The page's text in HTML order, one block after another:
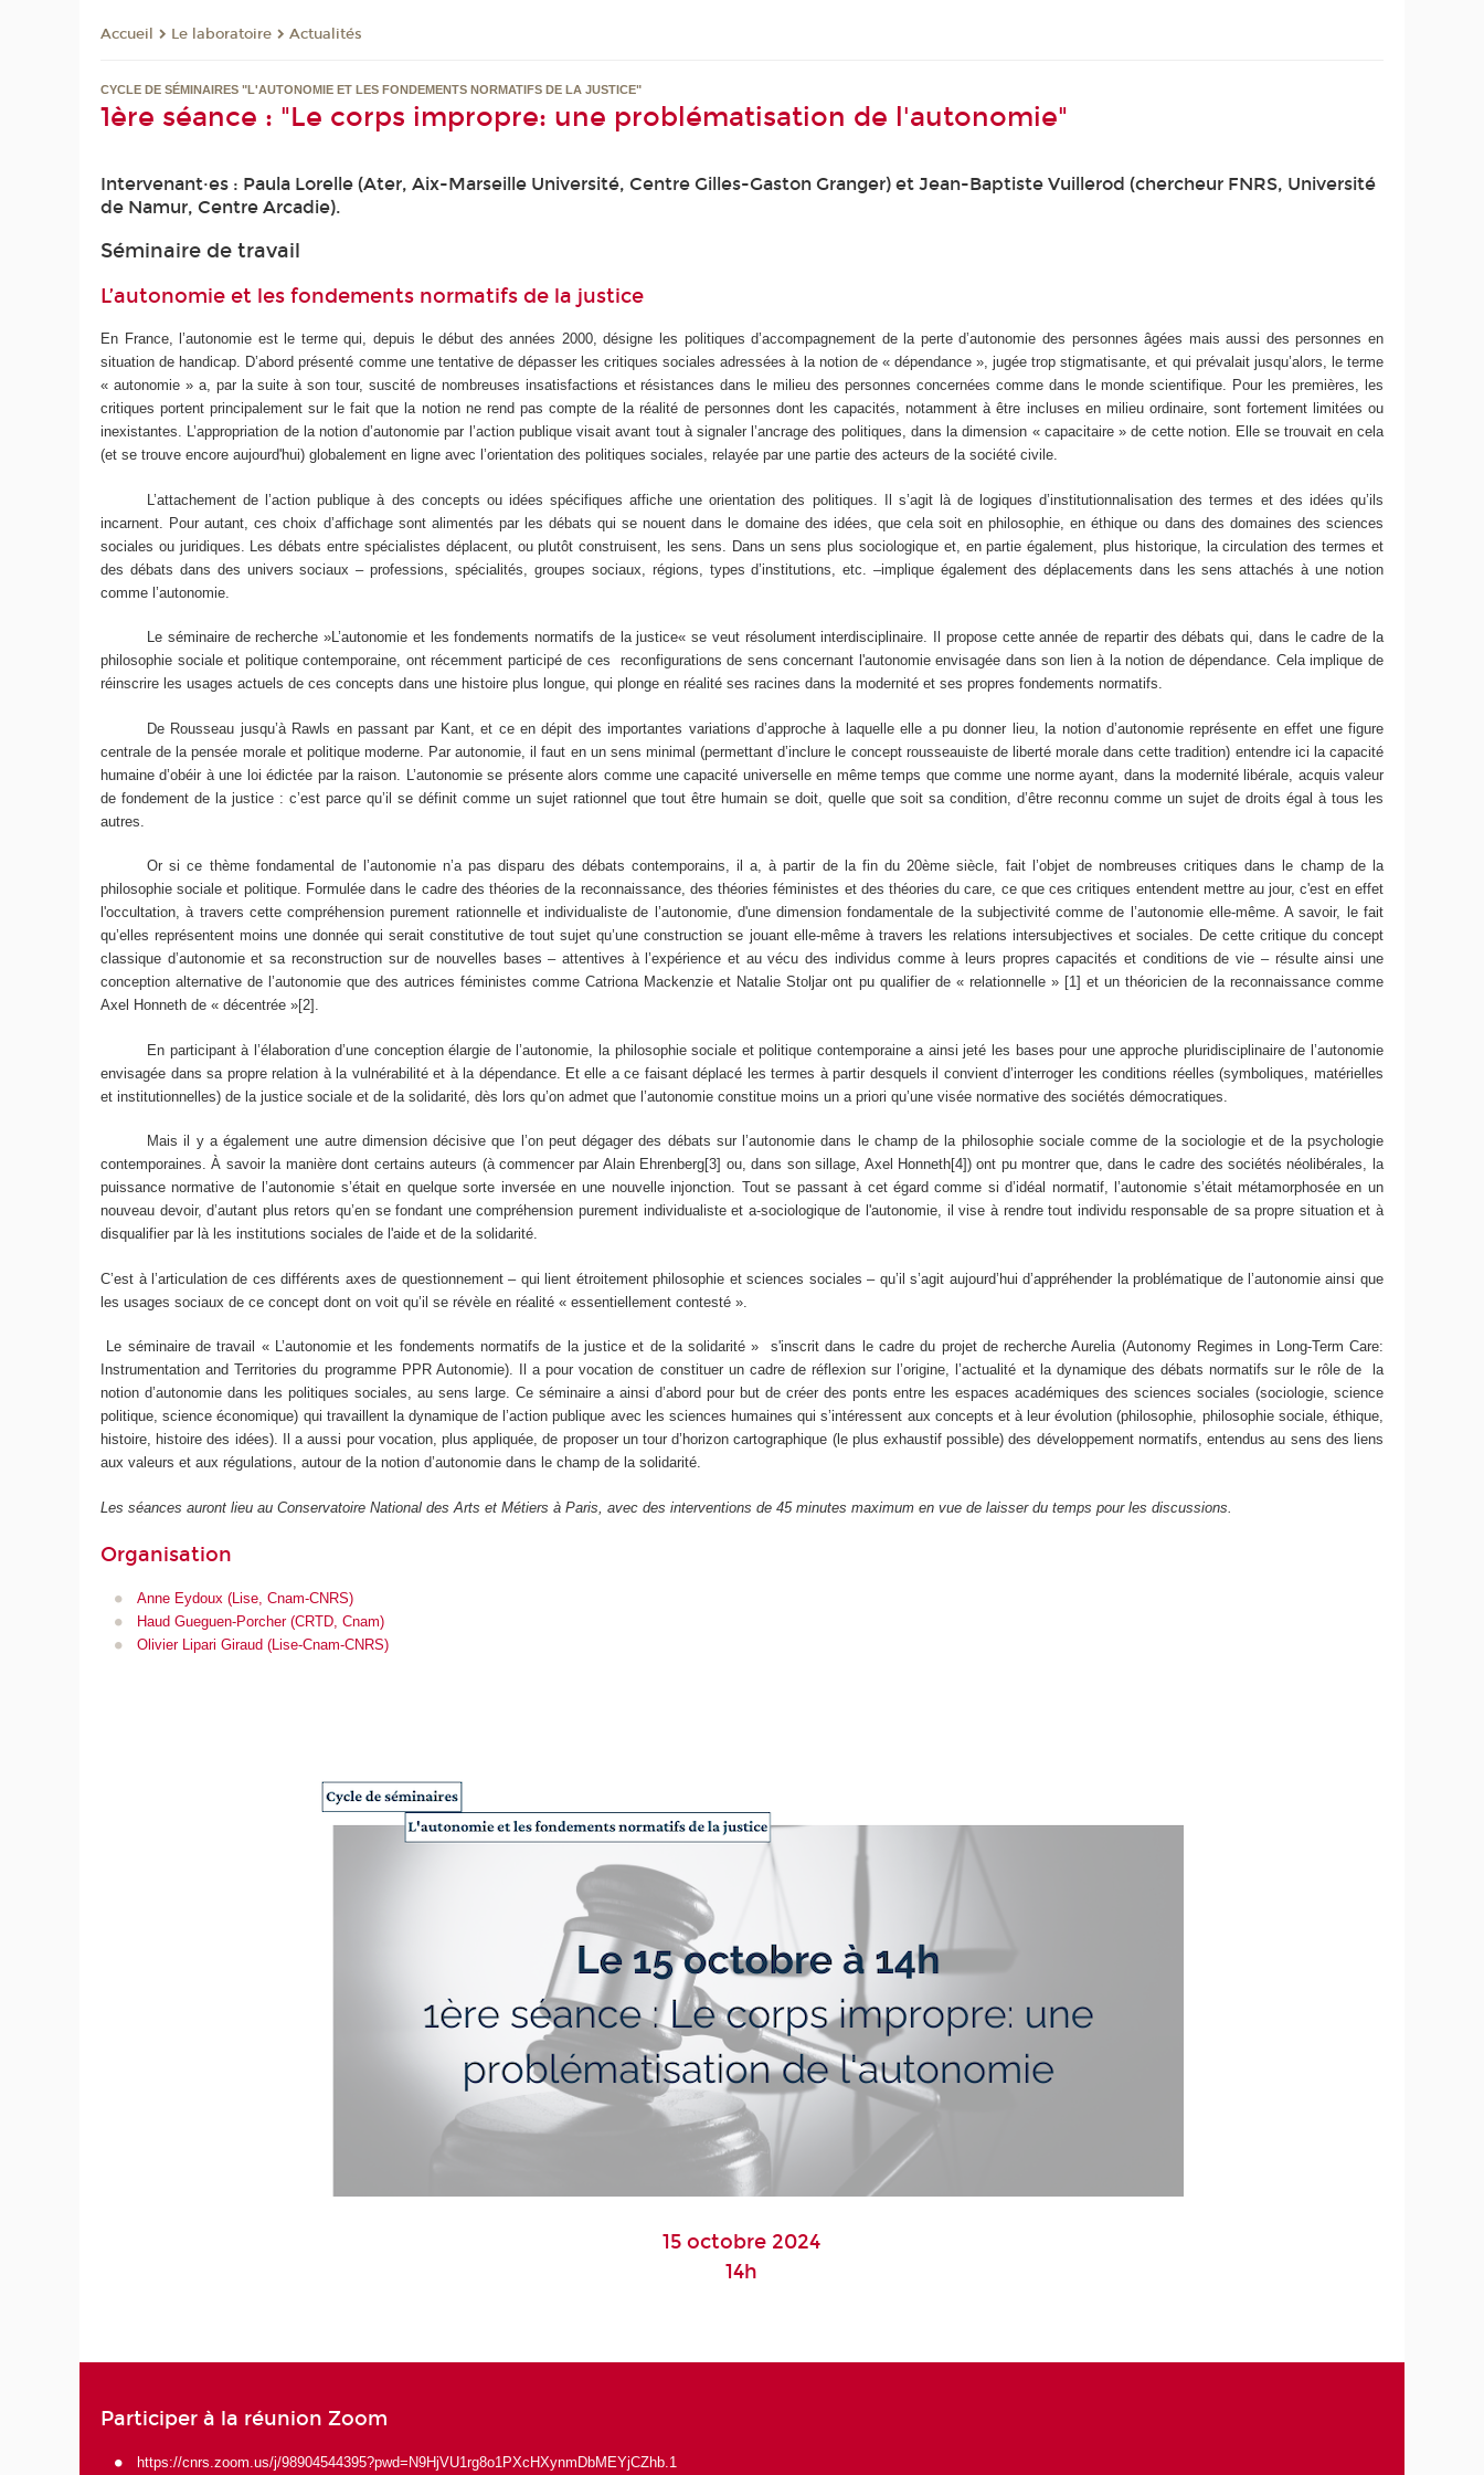
Accueil Le laboratoire Actualités
CYCLE DE SÉMINAIRES "L'AUTONOMIE ET LES FONDEMENTS NORMATIFS DE LA JUSTICE"
1ère séance : "Le corps impropre: une problématisation de l'autonomie"
Intervenant·es : Paula Lorelle (Ater, Aix-Marseille Université, Centre Gilles-Gaston Granger) et Jean-Baptiste Vuillerod (chercheur FNRS, Université
de Namur, Centre Arcadie).
Séminaire de travail
L’autonomie et les fondements normatifs de la justice
En France, l’autonomie est le terme qui, depuis le début des années 2000, désigne les politiques d’accompagnement de la perte d’autonomie des personnes âgées mais aussi des personnes en
situation de handicap. D’abord présenté comme une tentative de dépasser les critiques sociales adressées à la notion de « dépendance », jugée trop stigmatisante, et qui prévalait jusqu’alors, le terme
« autonomie » a, par la suite à son tour, suscité de nombreuses insatisfactions et résistances dans le milieu des personnes concernées comme dans le monde scientifique. Pour les premières, les
critiques portent principalement sur le fait que la notion ne rend pas compte de la réalité de personnes dont les capacités, notamment à être incluses en milieu ordinaire, sont fortement limitées ou
inexistantes. L’appropriation de la notion d’autonomie par l’action publique visait avant tout à signaler l’ancrage des politiques, dans la dimension « capacitaire » de cette notion. Elle se trouvait en cela
(et se trouve encore aujourd'hui) globalement en ligne avec l’orientation des politiques sociales, relayée par une partie des acteurs de la société civile.
L’attachement de l’action publique à des concepts ou idées spécifiques affiche une orientation des politiques. Il s’agit là de logiques d’institutionnalisation des termes et des idées qu’ils
incarnent. Pour autant, ces choix d’affichage sont alimentés par les débats qui se nouent dans le domaine des idées, que cela soit en philosophie, en éthique ou dans des domaines des sciences
sociales ou juridiques. Les débats entre spécialistes déplacent, ou plutôt construisent, les sens. Dans un sens plus sociologique et, en partie également, plus historique, la circulation des termes et
des débats dans des univers sociaux – professions, spécialités, groupes sociaux, régions, types d’institutions, etc. –implique également des déplacements dans les sens attachés à une notion
comme l’autonomie.
Le séminaire de recherche »L’autonomie et les fondements normatifs de la justice« se veut résolument interdisciplinaire. Il propose cette année de repartir des débats qui, dans le cadre de la
philosophie sociale et politique contemporaine, ont récemment participé de ces reconfigurations de sens concernant l'autonomie envisagée dans son lien à la notion de dépendance. Cela implique de
réinscrire les usages actuels de ces concepts dans une histoire plus longue, qui plonge en réalité ses racines dans la modernité et ses propres fondements normatifs.
De Rousseau jusqu’à Rawls en passant par Kant, et ce en dépit des importantes variations d’approche à laquelle elle a pu donner lieu, la notion d’autonomie représente en effet une figure
centrale de la pensée morale et politique moderne. Par autonomie, il faut en un sens minimal (permettant d’inclure le concept rousseauiste de liberté morale dans cette tradition) entendre ici la capacité
humaine d’obéir à une loi édictée par la raison. L’autonomie se présente alors comme une capacité universelle en même temps que comme une norme ayant, dans la modernité libérale, acquis valeur
de fondement de la justice : c’est parce qu’il se définit comme un sujet rationnel que tout être humain se doit, quelle que soit sa condition, d’être reconnu comme un sujet de droits égal à tous les
autres.
Or si ce thème fondamental de l’autonomie n’a pas disparu des débats contemporains, il a, à partir de la fin du 20ème siècle, fait l’objet de nombreuses critiques dans le champ de la
philosophie sociale et politique. Formulée dans le cadre des théories de la reconnaissance, des théories féministes et des théories du care, ce que ces critiques entendent mettre au jour, c'est en effet
l'occultation, à travers cette compréhension purement rationnelle et individualiste de l’autonomie, d'une dimension fondamentale de la subjectivité comme de l’autonomie elle-même. A savoir, le fait
qu’elles représentent moins une donnée qui serait constitutive de tout sujet qu’une construction se jouant elle-même à travers les relations intersubjectives et sociales. De cette critique du concept
classique d’autonomie et sa reconstruction sur de nouvelles bases – attentives à l’expérience et au vécu des individus comme à leurs propres capacités et conditions de vie – résulte ainsi une
conception alternative de l’autonomie que des autrices féministes comme Catriona Mackenzie et Natalie Stoljar ont pu qualifier de « relationnelle » [1] et un théoricien de la reconnaissance comme
Axel Honneth de « décentrée »[2].
En participant à l’élaboration d’une conception élargie de l’autonomie, la philosophie sociale et politique contemporaine a ainsi jeté les bases pour une approche pluridisciplinaire de l’autonomie
envisagée dans sa propre relation à la vulnérabilité et à la dépendance. Et elle a ce faisant déplacé les termes à partir desquels il convient d’interroger les conditions réelles (symboliques, matérielles
et institutionnelles) de la justice sociale et de la solidarité, dès lors qu’on admet que l’autonomie constitue moins un a priori qu’une visée normative des sociétés démocratiques.
Mais il y a également une autre dimension décisive que l’on peut dégager des débats sur l’autonomie dans le champ de la philosophie sociale comme de la sociologie et de la psychologie
contemporaines. À savoir la manière dont certains auteurs (à commencer par Alain Ehrenberg[3] ou, dans son sillage, Axel Honneth[4]) ont pu montrer que, dans le cadre des sociétés néolibérales, la
puissance normative de l’autonomie s’était en quelque sorte inversée en une nouvelle injonction. Tout se passant à cet égard comme si d’idéal normatif, l’autonomie s’était métamorphosée en un
nouveau devoir, d’autant plus retors qu’en se fondant une compréhension purement individualiste et a-sociologique de l'autonomie, il vise à rendre tout individu responsable de sa propre situation et à
disqualifier par là les institutions sociales de l'aide et de la solidarité.
C’est à l’articulation de ces différents axes de questionnement – qui lient étroitement philosophie et sciences sociales – qu’il s’agit aujourd’hui d’appréhender la problématique de l’autonomie ainsi que
les usages sociaux de ce concept dont on voit qu’il se révèle en réalité « essentiellement contesté ».
Le séminaire de travail « L’autonomie et les fondements normatifs de la justice et de la solidarité » s'inscrit dans le cadre du projet de recherche Aurelia (Autonomy Regimes in Long-Term Care:
Instrumentation and Territories du programme PPR Autonomie). Il a pour vocation de constituer un cadre de réflexion sur l’origine, l’actualité et la dynamique des débats normatifs sur le rôle de la
notion d’autonomie dans les politiques sociales, au sens large. Ce séminaire a ainsi d’abord pour but de créer des ponts entre les espaces académiques des sciences sociales (sociologie, science
politique, science économique) qui travaillent la dynamique de l’action publique avec les sciences humaines qui s’intéressent aux concepts et à leur évolution (philosophie, philosophie sociale, éthique,
histoire, histoire des idées). Il a aussi pour vocation, plus appliquée, de proposer un tour d’horizon cartographique (le plus exhaustif possible) des développement normatifs, entendus au sens des liens
aux valeurs et aux régulations, autour de la notion d’autonomie dans le champ de la solidarité.
Les séances auront lieu au Conservatoire National des Arts et Métiers à Paris, avec des interventions de 45 minutes maximum en vue de laisser du temps pour les discussions.
Organisation
Anne Eydoux (Lise, Cnam-CNRS)
Haud Gueguen-Porcher (CRTD, Cnam)
Olivier Lipari Giraud (Lise-Cnam-CNRS)
15 octobre 2024
14h
Participer à la réunion Zoom
https://cnrs.zoom.us/j/98904544395?pwd=N9HjVU1rg8o1PXcHXynmDbMEYjCZhb.1